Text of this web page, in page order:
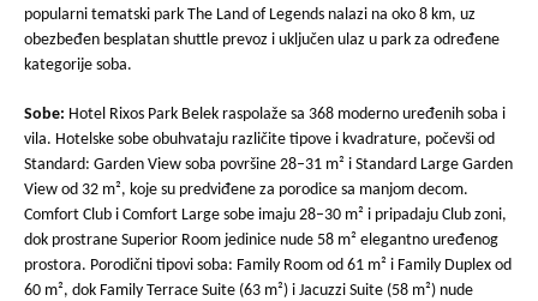
popularni tematski park The Land of Legends nalazi na oko 8 km, uz
obezbeđen besplatan shuttle prevoz i uključen ulaz u park za određene
kategorije soba.
Sobe: Hotel Rixos Park Belek raspolaže sa 368 moderno uređenih soba i
vila. Hotelske sobe obuhvataju različite tipove i kvadrature, počevši od
Standard: Garden View soba površine 28–31 m² i Standard Large Garden
View od 32 m², koje su predviđene za porodice sa manjom decom.
Comfort Club i Comfort Large sobe imaju 28–30 m² i pripadaju Club zoni,
dok prostrane Superior Room jedinice nude 58 m² elegantno uređenog
prostora. Porodični tipovi soba: Family Room od 61 m² i Family Duplex od
60 m², dok Family Terrace Suite (63 m²) i Jacuzzi Suite (58 m²) nude